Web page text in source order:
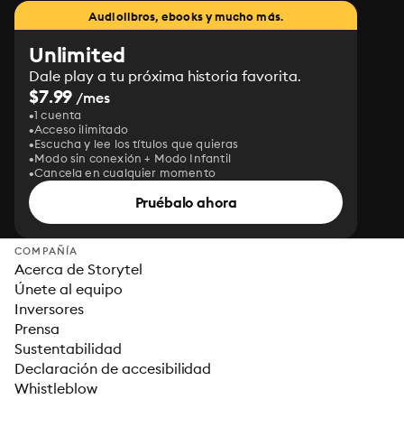
Audiolibros, ebooks y mucho más.
Unlimited
Dale play a tu próxima historia favorita.
$7.99 /mes
1 cuenta
Acceso ilimitado
Escucha y lee los títulos que quieras
Modo sin conexión + Modo Infantil
Cancela en cualquier momento
Pruébalo ahora
COMPAÑÍA
Acerca de Storytel
Únete al equipo
Inversores
Prensa
Sustentabilidad
Declaración de accesibilidad
Whistleblow